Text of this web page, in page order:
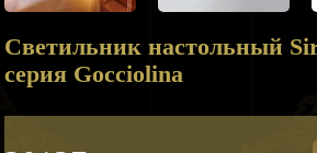
Светильник настольный
серия Gocciolina